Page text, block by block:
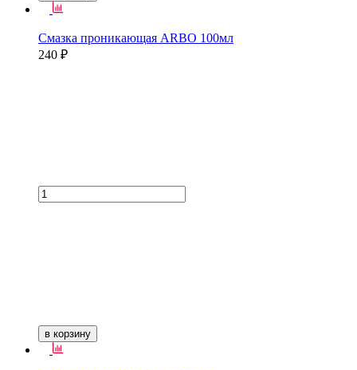
Смазка проникающая ARBO 100мл
240 ₽
в корзину